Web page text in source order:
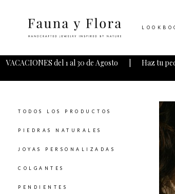
VACACIONES del 1 al 30 de Agosto | Haz tu
TODOS LOS PRODUCTOS
PIEDRAS NATURALES
JOYAS PERSONALIZADAS
COLGANTES
PENDIENTES